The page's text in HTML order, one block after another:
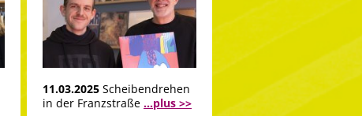
11.03.2025 Scheibendrehen
in der Franzstraße ...plus >>